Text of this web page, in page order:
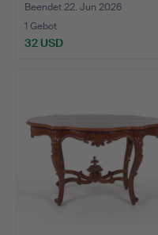
Beendet 22. Jun 2026
1 Gebot
32 USD